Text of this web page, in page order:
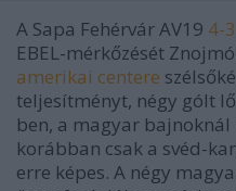
A Sapa Fehérvár AV19 4-
EBEL-mérkőzését
amerikai centere
teljesítményt, négy gólt
ben, a magyar
korábban csak a svéd-
erre képes. A négy